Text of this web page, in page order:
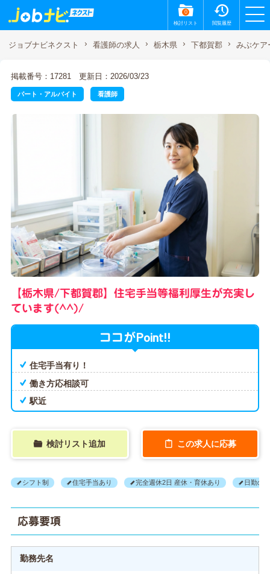
0
検討リスト 閲覧履歴
ジョブナビネクスト 看護師の求人 栃木県 下都賀郡 みぶケア
掲載番号：17281 更新日：2026/03/23
パート・アルバイト 看護師
【栃木県/下都賀郡】住宅手当等福利厚生が充実し
ています(^^)/
ココがPoint!!
住宅手当有り！
働き方応相談可
駅近
検討リスト追加 この求人に応募
シフト制 住宅手当あり 完全週休2日 産休・育休あり 日勤のみ
応募要項
勤務先名